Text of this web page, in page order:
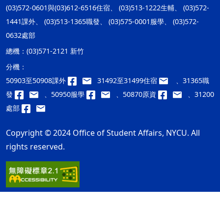
(03)572-0601與(03)612-6516住宿、 (03)513-1222生輔、 (03)572-
1441課外、 (03)513-1365職發、 (03)575-0001服學、 (03)572-
0632處部
總機： (03)571-2121 新竹
分機：
50903至50908課外
31492至31499住宿
、31365職
發
、50950服學 、50870原資
、31200
處部
Copyright © 2024 Office of Student Affairs, NYCU. All
rights reserved.